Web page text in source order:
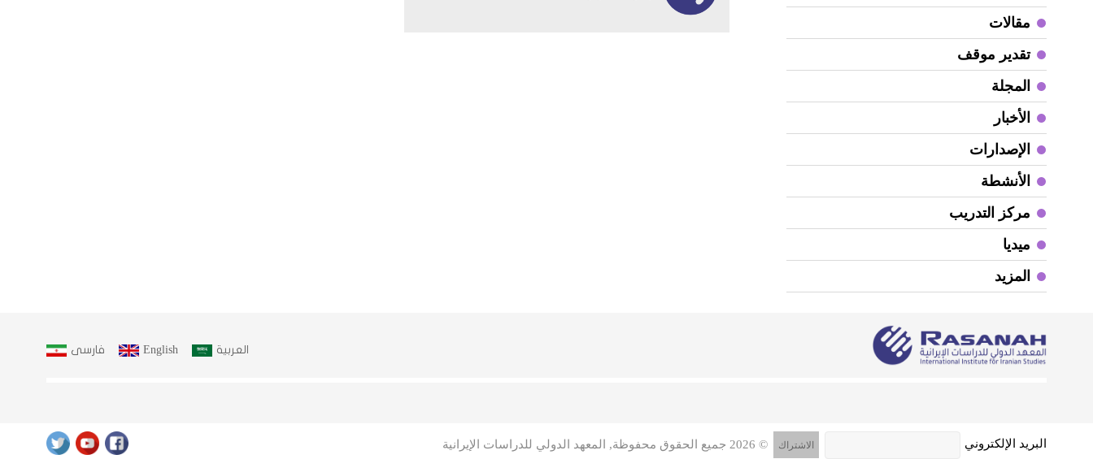
مقالات
تقدير موقف
المجلة
الأخبار
الإصدارات
الأنشطة
مركز التدريب
ميديا
المزيد
العربية English فارسى
البريد الإلكتروني © 2026 جميع الحقوق محفوظة, المعهد الدولي للدراسات الإيرانية